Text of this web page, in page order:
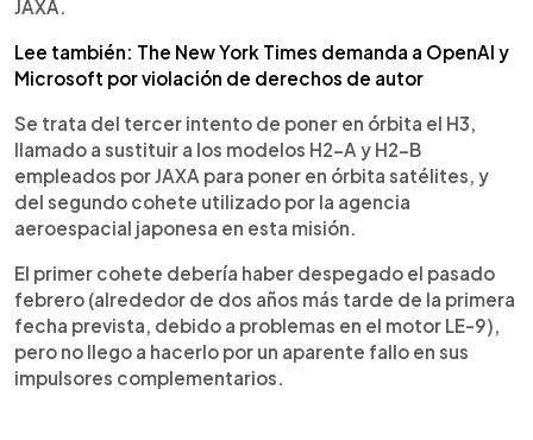
JAXA.
Lee también: The New York Times demanda a OpenAI y
Microsoft por violación de derechos de autor
Se trata del tercer intento de poner en órbita el H3,
llamado a sustituir a los modelos H2-A y H2-B
empleados por JAXA para poner en órbita satélites, y
del segundo cohete utilizado por la agencia
aeroespacial japonesa en esta misión.
El primer cohete debería haber despegado el pasado
febrero (alrededor de dos años más tarde de la primera
fecha prevista, debido a problemas en el motor LE-9),
pero no llego a hacerlo por un aparente fallo en sus
impulsores complementarios.